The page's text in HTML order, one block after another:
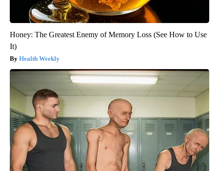
Honey: The Greatest Enemy of Memory Loss (See How to Use
It)
Health Weekly